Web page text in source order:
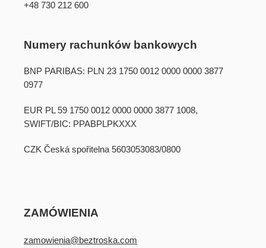
+48 730 212 600
Numery rachunków bankowych
BNP PARIBAS: PLN 23 1750 0012 0000 0000 3877
0977
EUR PL 59 1750 0012 0000 0000 3877 1008,
SWIFT/BIC: PPABPLPKXXX
CZK Česká spořitelna 5603053083/0800
ZAMÓWIENIA
zamowienia@beztroska.com